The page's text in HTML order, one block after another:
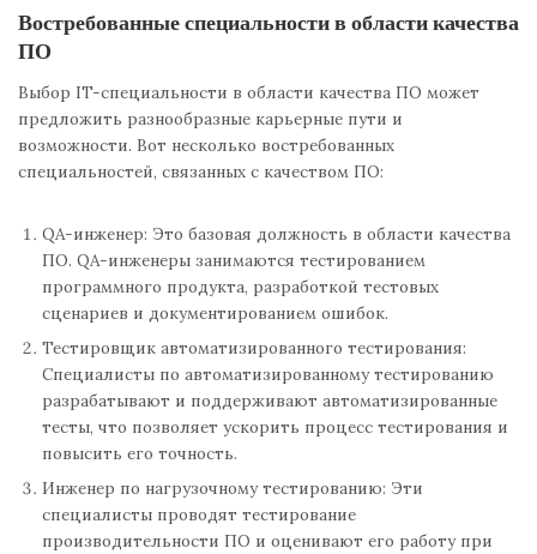
Востребованные специальности в области качества
ПО
Выбор IT-специальности в области качества ПО может
предложить разнообразные карьерные пути и
возможности. Вот несколько востребованных
специальностей, связанных с качеством ПО:
QA-инженер: Это базовая должность в области качества
ПО. QA-инженеры занимаются тестированием
программного продукта, разработкой тестовых
сценариев и документированием ошибок.
Тестировщик автоматизированного тестирования:
Специалисты по автоматизированному тестированию
разрабатывают и поддерживают автоматизированные
тесты, что позволяет ускорить процесс тестирования и
повысить его точность.
Инженер по нагрузочному тестированию: Эти
специалисты проводят тестирование
производительности ПО и оценивают его работу при